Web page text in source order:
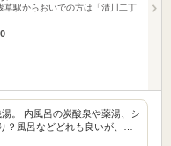
草駅からおいでの方は「清川二丁
。 内風呂の炭酸泉や薬湯、シ
？風呂などどれも良いが、…